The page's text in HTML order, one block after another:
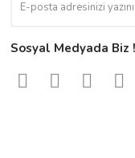
Sosyal Medyada Biz !